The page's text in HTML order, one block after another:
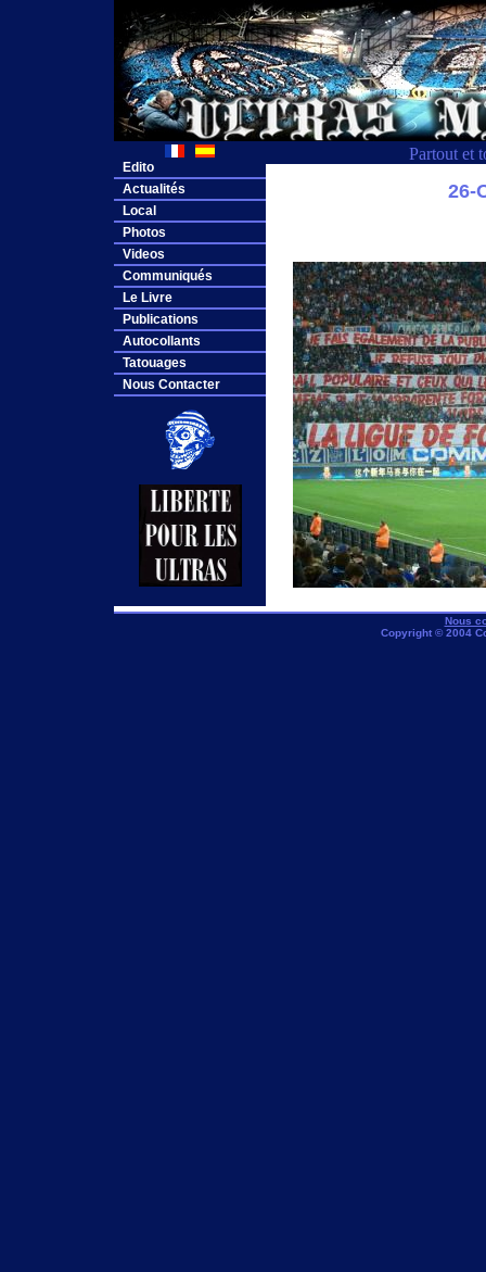
Partout et
Edito
Actualités
Local
Photos
Videos
Communiqués
Le Livre
Publications
Autocollants
Tatouages
Nous Contacter
26-
Nous
Copyright © 2004